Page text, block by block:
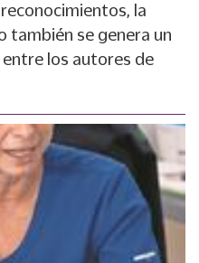
la
también se genera un
los autores de